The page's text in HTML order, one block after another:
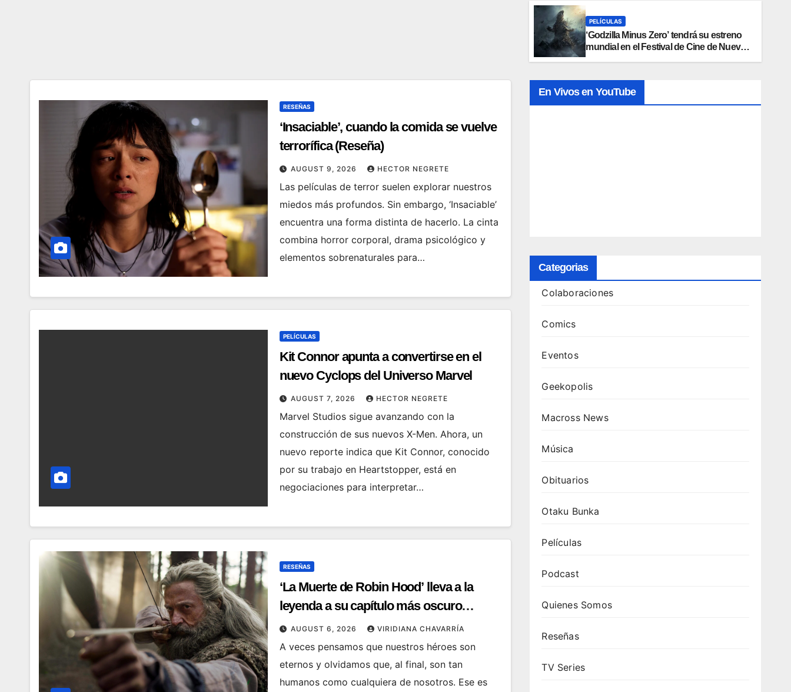
PELÍCULAS
‘Godzilla Minus Zero’ tendrá su estreno
mundial en el Festival de Cine de Nueva
RESEÑAS
‘Insaciable’, cuando la comida se vuelve
terrorífica (Reseña)
AUGUST 9, 2026 HECTOR NEGRETE
Las películas de terror suelen explorar nuestros
miedos más profundos. Sin embargo, ‘Insaciable’
encuentra una forma distinta de hacerlo. La cinta
combina horror corporal, drama psicológico y
elementos sobrenaturales para…
PELÍCULAS
Kit Connor apunta a convertirse en el
nuevo Cyclops del Universo Marvel
AUGUST 7, 2026 HECTOR NEGRETE
Marvel Studios sigue avanzando con la
construcción de sus nuevos X-Men. Ahora, un
nuevo reporte indica que Kit Connor, conocido
por su trabajo en Heartstopper, está en
negociaciones para interpretar…
RESEÑAS
‘La Muerte de Robin Hood’ lleva a la
leyenda a su capítulo más oscuro
(Reseña)
AUGUST 6, 2026 VIRIDIANA CHAVARRÍA
A veces pensamos que nuestros héroes son
eternos y olvidamos que, al final, son tan
humanos como cualquiera de nosotros. Ese es
En Vivos en YouTube
Categorias
Colaboraciones
Comics
Eventos
Geekopolis
Macross News
Música
Obituarios
Otaku Bunka
Películas
Podcast
Quienes Somos
Reseñas
TV Series